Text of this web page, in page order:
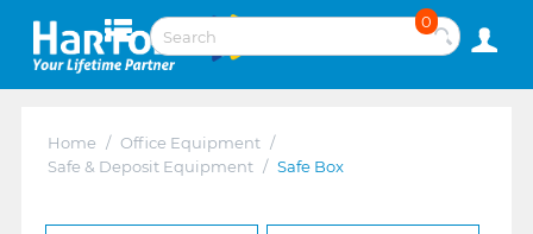
0
Home / Office Equipment /
Safe & Deposit Equipment / Safe Box